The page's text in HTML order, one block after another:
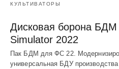
КУЛЬТИВАТОРЫ
Дисковая борона БДМ
Simulator 2022
Пак БДМ для ФС 22.
универсальная БДУ